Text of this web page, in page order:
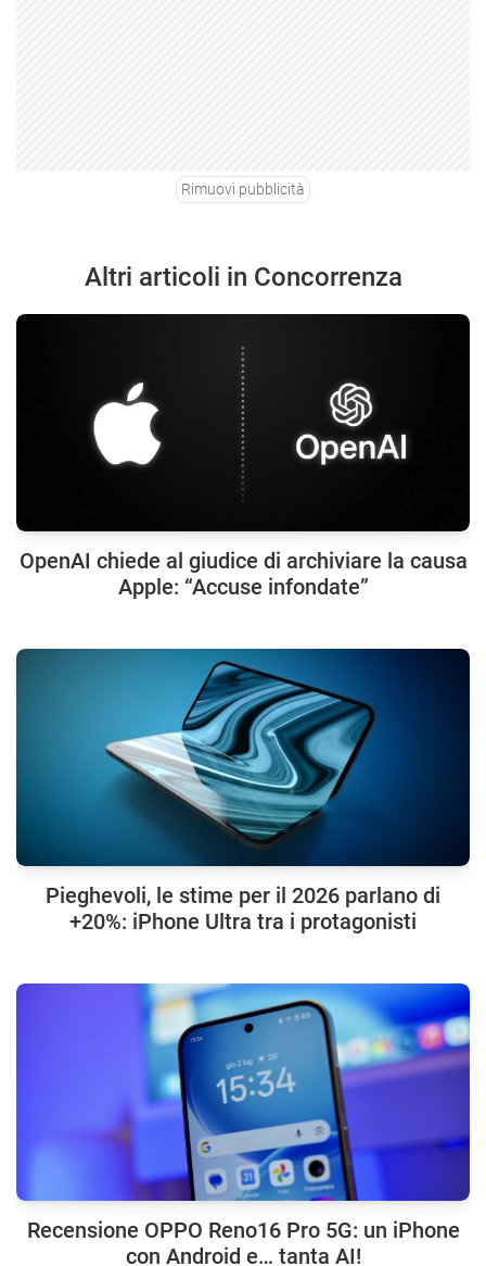
Rimuovi pubblicità
Altri articoli in Concorrenza
OpenAI chiede al giudice di archiviare la causa
Apple: “Accuse infondate”
Pieghevoli, le stime per il 2026 parlano di
+20%: iPhone Ultra tra i protagonisti
Recensione OPPO Reno16 Pro 5G: un iPhone
con Android e… tanta AI!